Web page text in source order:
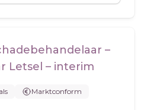
–
Letsel – interim
Marktconform